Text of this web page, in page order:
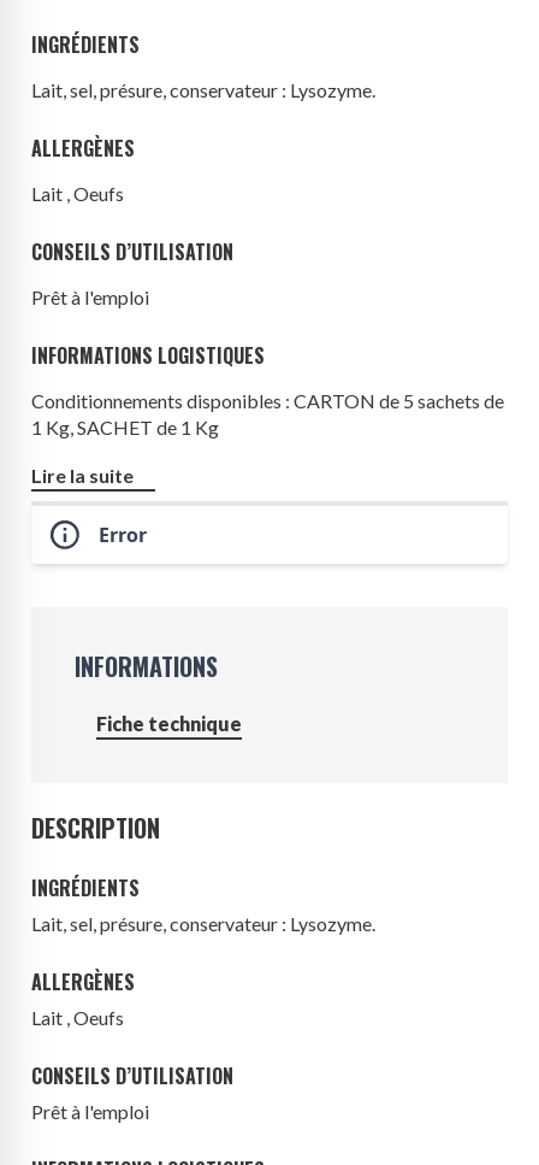
INGRÉDIENTS
Lait, sel, présure, conservateur : Lysozyme.
ALLERGÈNES
Lait , Oeufs
CONSEILS D’UTILISATION
Prêt à l'emploi
INFORMATIONS LOGISTIQUES
Conditionnements disponibles : CARTON de 5 sachets de
1 Kg, SACHET de 1 Kg
Lire la suite
Error
INFORMATIONS
Fiche technique
DESCRIPTION
INGRÉDIENTS
Lait, sel, présure, conservateur : Lysozyme.
ALLERGÈNES
Lait , Oeufs
CONSEILS D’UTILISATION
Prêt à l'emploi